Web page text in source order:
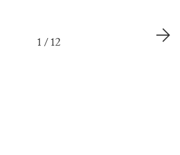
1 /12